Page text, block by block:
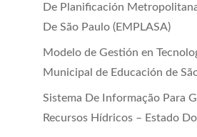
De Planificación
De São Paulo (EMPLASA)
Modelo de Gestión en
Municipal de Educación de
Sistema De Informação Para
Recursos Hídricos – Estado